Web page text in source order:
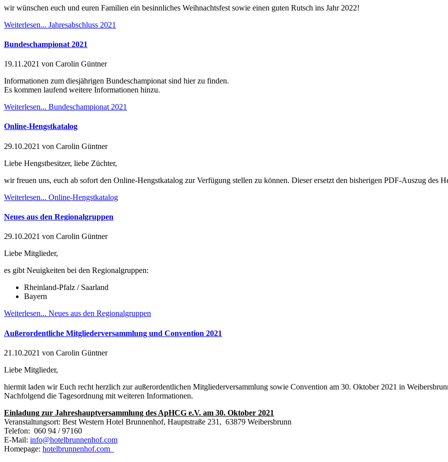
wir wünschen euch und euren Familien ein besinnliches Weihnachtsfest sowie einen guten Rutsch ins Jahr 2022!
Weiterlesen... Jahresabschluss 2021
Bundeschampionat 2021
19.11.2021 von Carolin Güntner
Informationen zum diesjährigen Bundeschampionat sind hier zu finden.
Es kommen laufend weitere Informationen hinzu.
Weiterlesen... Bundeschampionat 2021
Online-Hengstkatalog
29.10.2021 von Carolin Güntner
Liebe Hengstbesitzer, liebe Züchter,
wir freuen uns, euch ab sofort den Online-Hengstkatalog zur Verfügung stellen zu können. Dieser ersetzt den bisherigen PDF-Auszug des
Weiterlesen... Online-Hengstkatalog
Neues aus den Regionalgruppen
29.10.2021 von Carolin Güntner
Liebe Mitglieder,
es gibt Neuigkeiten bei den Regionalgruppen:
Rheinland-Pfalz / Saarland
Bayern
Weiterlesen... Neues aus den Regionalgruppen
Außerordentliche Mitgliederversammlung und Convention 2021
21.10.2021 von Carolin Güntner
Liebe Mitglieder,
hiermit laden wir Euch recht herzlich zur außerordentlichen Mitgliederversammlung sowie Convention am 30. Oktober 2021 in
Nachfolgend die Tagesordnung mit weiteren Informationen.
Einladung zur Jahreshauptversammlung des ApHCG e.V. am 30. Oktober 2021
Veranstaltungsort: Best Western Hotel Brunnenhof, Hauptstraße 231, 63879 Weibersbrunn
Telefon: 060 94 / 97160
E-Mail: info@hotelbrunnenhof.com
Homepage: hotelbrunnenhof.com